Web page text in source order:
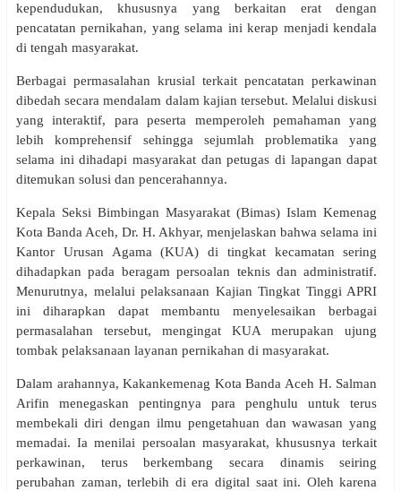
kependudukan, khususnya yang berkaitan erat dengan
pencatatan pernikahan, yang selama ini kerap menjadi kendala
di tengah masyarakat.
Berbagai permasalahan krusial terkait pencatatan perkawinan
dibedah secara mendalam dalam kajian tersebut. Melalui diskusi
yang interaktif, para peserta memperoleh pemahaman yang
lebih komprehensif sehingga sejumlah problematika yang
selama ini dihadapi masyarakat dan petugas di lapangan dapat
ditemukan solusi dan pencerahannya.
Kepala Seksi Bimbingan Masyarakat (Bimas) Islam Kemenag
Kota Banda Aceh, Dr. H. Akhyar, menjelaskan bahwa selama ini
Kantor Urusan Agama (KUA) di tingkat kecamatan sering
dihadapkan pada beragam persoalan teknis dan administratif.
Menurutnya, melalui pelaksanaan Kajian Tingkat Tinggi APRI
ini diharapkan dapat membantu menyelesaikan berbagai
permasalahan tersebut, mengingat KUA merupakan ujung
tombak pelaksanaan layanan pernikahan di masyarakat.
Dalam arahannya, Kakankemenag Kota Banda Aceh H. Salman
Arifin menegaskan pentingnya para penghulu untuk terus
membekali diri dengan ilmu pengetahuan dan wawasan yang
memadai. Ia menilai persoalan masyarakat, khususnya terkait
perkawinan, terus berkembang secara dinamis seiring
perubahan zaman, terlebih di era digital saat ini. Oleh karena